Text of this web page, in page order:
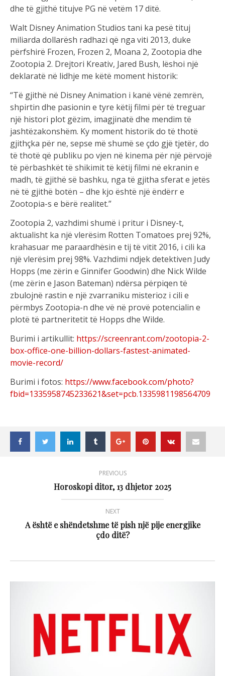
dhe të gjithë titujve PG në vetëm 17 ditë.
Walt Disney Animation Studios tani ka pesë tituj
miliarda dollarësh radhazi që nga viti 2013, duke
përfshirë Frozen, Frozen 2, Moana 2, Zootopia dhe
Zootopia 2. Drejtori Kreativ, Jared Bush, lëshoi një
deklaratë në lidhje me këtë moment historik:
“Të gjithë në Disney Animation i kanë vënë zemrën,
shpirtin dhe pasionin e tyre këtij filmi për të treguar
një histori plot gëzim, imagjinatë dhe mendim të
jashtëzakonshëm. Ky moment historik do të thotë
gjithçka për ne, sepse më shumë se çdo gjë tjetër, do
të thotë që publiku po vjen në kinema për një përvojë
të përbashkët të shikimit të këtij filmi në ekranin e
madh, të gjithë së bashku, nga të gjitha sferat e jetës
në të gjithë botën – dhe kjo është një ëndërr e
Zootopia-s e bërë realitet.”
Zootopia 2, vazhdimi shumë i pritur i Disney-t,
aktualisht ka një vlerësim Rotten Tomatoes prej 92%,
krahasuar me paraardhësin e tij të vitit 2016, i cili ka
një vlerësim prej 98%. Vazhdimi ndjek detektiven Judy
Hopps (me zërin e Ginnifer Goodwin) dhe Nick Wilde
(me zërin e Jason Bateman) ndërsa përpiqen të
zbulojnë rastin e një zvarraniku misterioz i cili e
përmbys Zootopia-n dhe vë në provë potencialin e
plotë të partneritetit të Hopps dhe Wilde.
Burimi i artikullit: https://screenrant.com/zootopia-2-
box-office-one-billion-dollars-fastest-animated-
movie-record/
Burimi i fotos: https://www.facebook.com/photo?
fbid=1335958745233621&set=pcb.1335981198564709
PREVIOUS
Horoskopi ditor, 13 dhjetor 2025
NEXT
A është e shëndetshme të pish një pije energjike
çdo ditë?